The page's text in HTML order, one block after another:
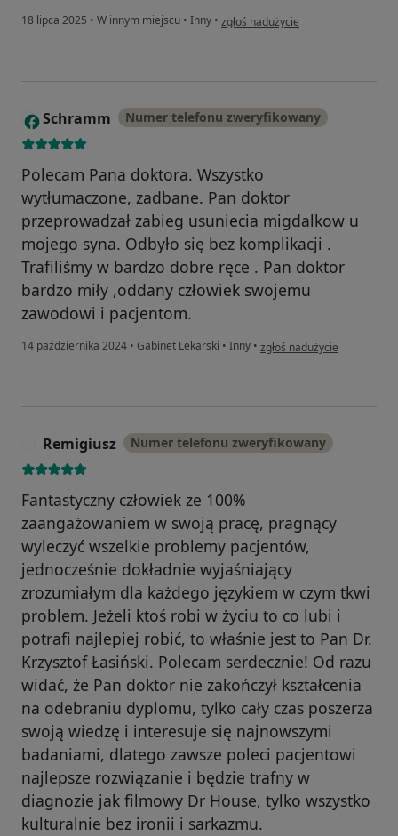
18 lipca 2025 • W innym miejscu • Inny • w opinii użytkownika Małgorzata
zgłoś nadużycie
S Schramm Numer telefonu zweryfikowany
Polecam Pana doktora. Wszystko
wytłumaczone, zadbane. Pan doktor
przeprowadzał zabieg usuniecia migdalkow u
mojego syna. Odbyło się bez komplikacji .
Trafiliśmy w bardzo dobre ręce . Pan doktor
bardzo miły ,oddany człowiek swojemu
zawodowi i pacjentom.
14 października 2024 • Gabinet Lekarski • Inny • w opinii użytkownika
zgłoś nadużycie
Remigiusz Numer telefonu zweryfikowany
Fantastyczny człowiek ze 100%
zaangażowaniem w swoją pracę, pragnący
wyleczyć wszelkie problemy pacjentów,
jednocześnie dokładnie wyjaśniający
zrozumiałym dla każdego językiem w czym tkwi
problem. Jeżeli ktoś robi w życiu to co lubi i
potrafi najlepiej robić, to właśnie jest to Pan Dr.
Krzysztof Łasiński. Polecam serdecznie! Od razu
widać, że Pan doktor nie zakończył kształcenia
na odebraniu dyplomu, tylko cały czas poszerza
swoją wiedzę i interesuje się najnowszymi
badaniami, dlatego zawsze poleci pacjentowi
najlepsze rozwiązanie i będzie trafny w
diagnozie jak filmowy Dr House, tylko wszystko
kulturalnie bez ironii i sarkazmu.